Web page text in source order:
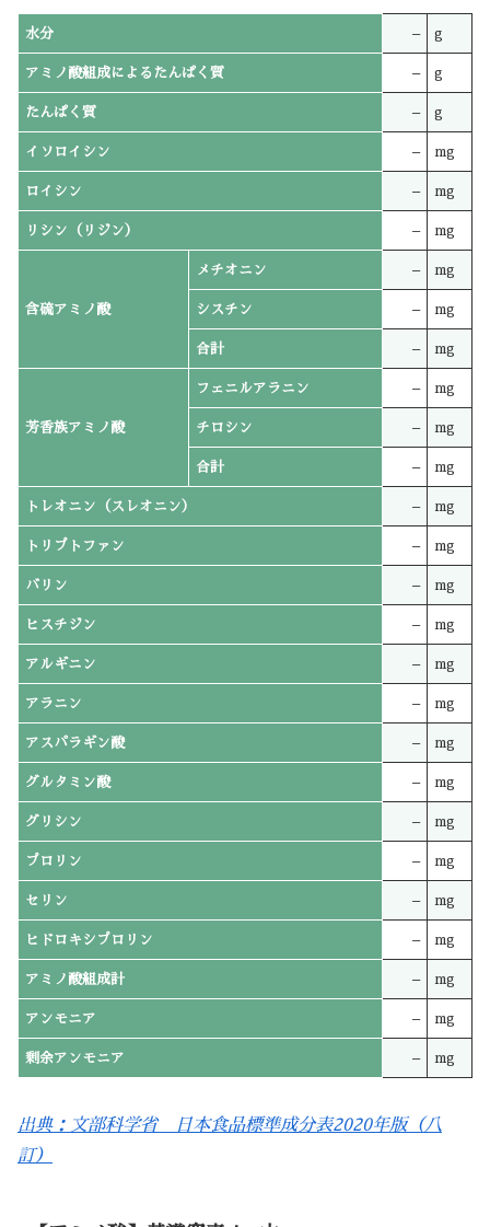
水分 – g
アミノ酸組成によるたんぱく質 – g
たんぱく質 – g
イソロイシン – mg
ロイシン – mg
リシン（リジン） – mg
含硫アミノ酸
メチオニン – mg
シスチン – mg
合計 – mg
芳香族アミノ酸
フェニルアラニン – mg
チロシン – mg
合計 – mg
トレオニン（スレオニン） – mg
トリプトファン – mg
バリン – mg
ヒスチジン – mg
アルギニン – mg
アラニン – mg
アスパラギン酸 – mg
グルタミン酸 – mg
グリシン – mg
プロリン – mg
セリン – mg
ヒドロキシプロリン – mg
アミノ酸組成計 – mg
アンモニア – mg
剰余アンモニア – mg
出典：文部科学省 日本食品標準成分表2020年版（八
訂）